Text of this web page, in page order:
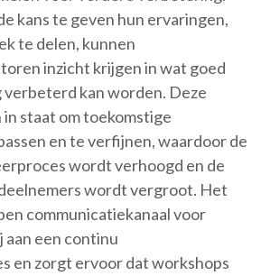
kans te geven hun ervaringen,
te delen, kunnen
inzicht krijgen in wat goed
kan worden. Deze
staat om toekomstige
en te verfijnen, waardoor de
wordt verhoogd en de
wordt vergroot. Het
communicatiekanaal voor
aan een continu
en zorgt ervoor dat workshops